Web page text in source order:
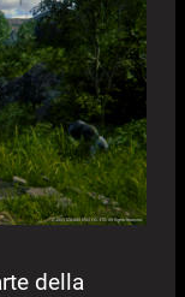
della